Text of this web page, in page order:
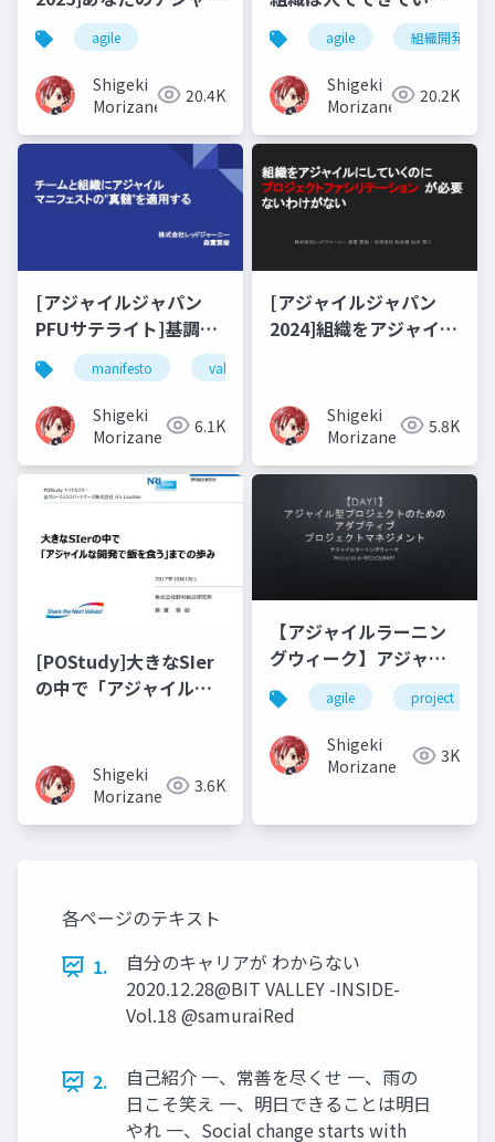
ルがうまくいかない10
の理由～"Reboot"のた
めの処方箋～
agile
Shigeki
Morizane
20.4K
～組織をマルチレイヤ
ーアジャイルでコネク
トしよう～
agile 組織開発
Shigeki
Morizane
20.2K
[アジャイルジャパン
PFUサテライト]基調講
演
manifesto value
Shigeki
Morizane
6.1K
[アジャイルジャパン
2024]組織をアジャイル
ョンが必要ないわけが
ない
Shigeki
Morizane
5.8K
[POStudy]大きなSIer
の中で「アジャイルな
Shigeki
Morizane
3.6K
【アジャイルラーニン
グウィーク】アジャイ
ル型プロジェクトのた
めのアダプティブプロ
ジェクトマネジメント
agile project
Shigeki
Morizane
3K
各ページのテキスト
1.
自分のキャリアが わからない
2020.12.28@BIT VALLEY -INSIDE-
Vol.18 @samuraiRed
2.
自己紹介 一、常善を尽くせ 一、雨の
日こそ笑え 一、明日できることは明日
やれ 一、Social change starts with